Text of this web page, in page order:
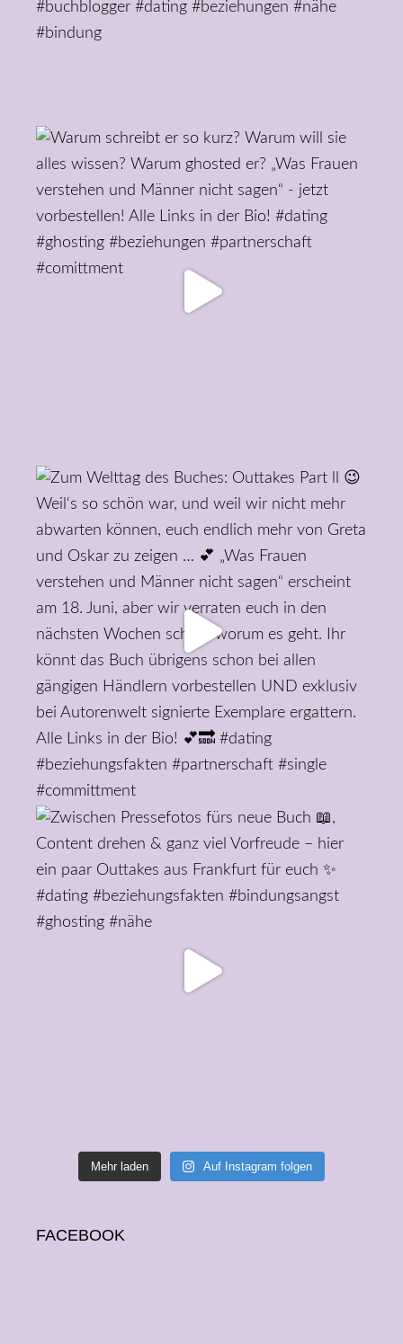
Mehr laden Auf Instagram folgen
FACEBOOK